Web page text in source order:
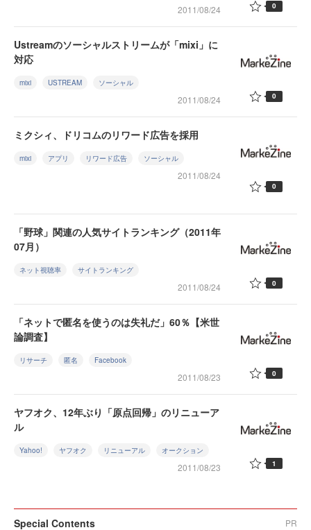
2011/08/24 0
Ustreamのソーシャルストリームが「mixi」に
対応
mixi USTREAM ソーシャル
2011/08/24 0
ミクシィ、ドリコムのリワード広告を採用
mixi アプリ リワード広告 ソーシャル
2011/08/24
0
「野球」関連の人気サイトランキング（2011年
07月）
ネット視聴率 サイトランキング
2011/08/24 0
「ネットで匿名を使うのは失礼だ」60％【米世
論調査】
リサーチ 匿名 Facebook
2011/08/23 0
ヤフオク、12年ぶり「原点回帰」のリニューア
ル
Yahoo! ヤフオク リニューアル オークション
2011/08/23 1
Special Contents PR